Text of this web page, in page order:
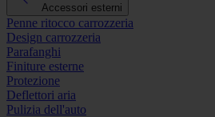
Accessori esterni
Penne ritocco carrozzeria
Design carrozzeria
Parafanghi
Finiture esterne
Protezione
Deflettori aria
Pulizia dell'auto